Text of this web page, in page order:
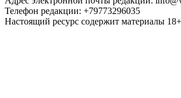
Телефон редакции: +79773296035
Настоящий ресурс содержит материалы 18+